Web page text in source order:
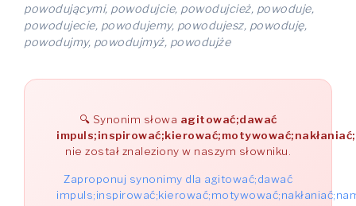
powodującymi, powodujcie, powodujcież, powoduje,
powodujecie, powodujemy, powodujesz, powoduję,
powodujmy, powodujmyż, powodujże
Synonim słowa agitować;dawać
nie został znaleziony w naszym słowniku.
Zaproponuj synonimy dla agitować;dawać